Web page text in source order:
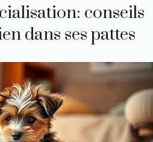
conseils
dans ses pattes